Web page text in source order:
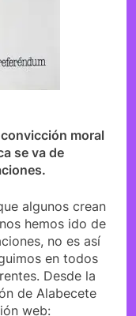
moral
se va de
algunos crean
hemos ido de
no es así
en todos
Desde la
de Alabecete
web: